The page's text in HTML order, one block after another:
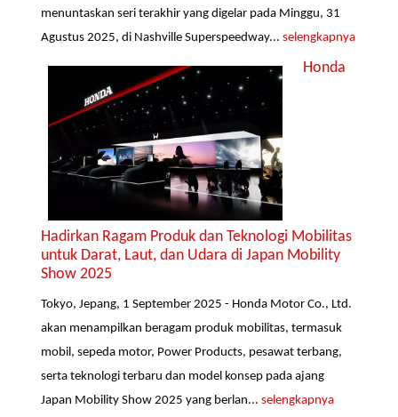
menuntaskan seri terakhir yang digelar pada Minggu, 31
Agustus 2025, di Nashville Superspeedway...selengkapnya
Honda
Hadirkan Ragam Produk dan Teknologi Mobilitas
untuk Darat, Laut, dan Udara di Japan Mobility
Show 2025
Tokyo, Jepang, 1 September 2025 - Honda Motor Co., Ltd.
akan menampilkan beragam produk mobilitas, termasuk
mobil, sepeda motor, Power Products, pesawat terbang,
serta teknologi terbaru dan model konsep pada ajang
Japan Mobility Show 2025 yang berlan...selengkapnya